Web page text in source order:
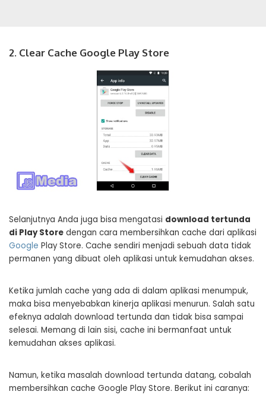
2. Clear Cache Google Play Store
Selanjutnya Anda juga bisa mengatasi download tertunda
di Play Store dengan cara membersihkan cache dari aplikasi
Google Play Store. Cache sendiri menjadi sebuah data tidak
permanen yang dibuat oleh aplikasi untuk kemudahan akses.
Ketika jumlah cache yang ada di dalam aplikasi menumpuk,
maka bisa menyebabkan kinerja aplikasi menurun. Salah satu
efeknya adalah download tertunda dan tidak bisa sampai
selesai. Memang di lain sisi, cache ini bermanfaat untuk
kemudahan akses aplikasi.
Namun, ketika masalah download tertunda datang, cobalah
membersihkan cache Google Play Store. Berikut ini caranya: